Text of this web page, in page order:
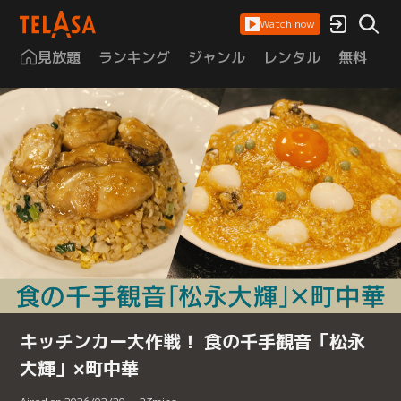
Watch now
見放題 ランキング ジャンル レンタル 無料
キッチンカー大作戦！ 食の千手観音「松永
大輝」×町中華